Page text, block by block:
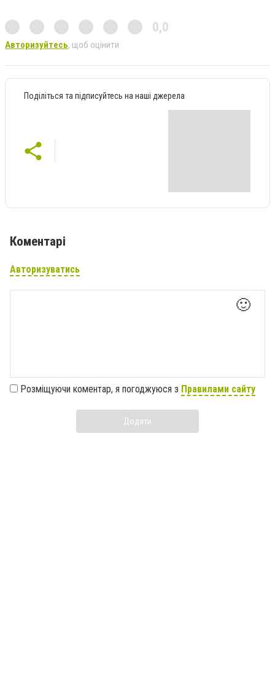
0,0
Авторизуйтесь, щоб оцінити
Поділіться та підписуйтесь на наші джерела
Коментарі
Авторизуватись
🙂
Розміщуючи коментар, я погоджуюся з Правилами сайту
Додати